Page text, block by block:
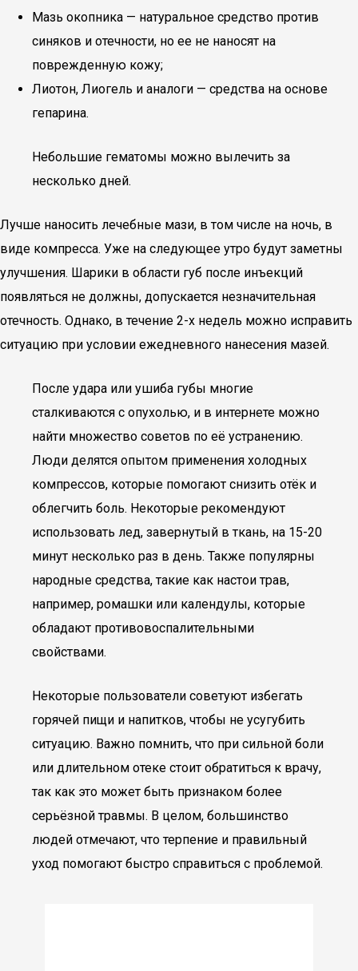
Мазь окопника — натуральное средство против
синяков и отечности, но ее не наносят на
поврежденную кожу;
Лиотон, Лиогель и аналоги — средства на основе
гепарина.
Небольшие гематомы можно вылечить за
несколько дней.
Лучше наносить лечебные мази, в том числе на ночь, в
виде компресса. Уже на следующее утро будут заметны
улучшения. Шарики в области губ после инъекций
появляться не должны, допускается незначительная
отечность. Однако, в течение 2-х недель можно исправить
ситуацию при условии ежедневного нанесения мазей.
После удара или ушиба губы многие
сталкиваются с опухолью, и в интернете можно
найти множество советов по её устранению.
Люди делятся опытом применения холодных
компрессов, которые помогают снизить отёк и
облегчить боль. Некоторые рекомендуют
использовать лед, завернутый в ткань, на 15-20
минут несколько раз в день. Также популярны
народные средства, такие как настои трав,
например, ромашки или календулы, которые
обладают противовоспалительными
свойствами.
Некоторые пользователи советуют избегать
горячей пищи и напитков, чтобы не усугубить
ситуацию. Важно помнить, что при сильной боли
или длительном отеке стоит обратиться к врачу,
так как это может быть признаком более
серьёзной травмы. В целом, большинство
людей отмечают, что терпение и правильный
уход помогают быстро справиться с проблемой.